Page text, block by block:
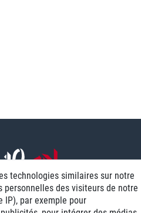
technologies similaires sur notre
des visiteurs de notre
IP), par exemple pour